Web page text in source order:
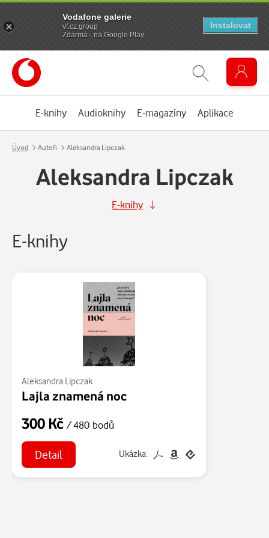
E-knihy Audioknihy E-magazíny Aplikace
Úvod Autoři Aleksandra Lipczak
Aleksandra Lipczak
E-knihy
E-knihy
Aleksandra Lipczak
Lajla znamená noc
300 Kč / 480 bodů
Detail Ukázka:
Vodafone galerie
vf.cz.group
Zdarma - na Google Play
Instalovat